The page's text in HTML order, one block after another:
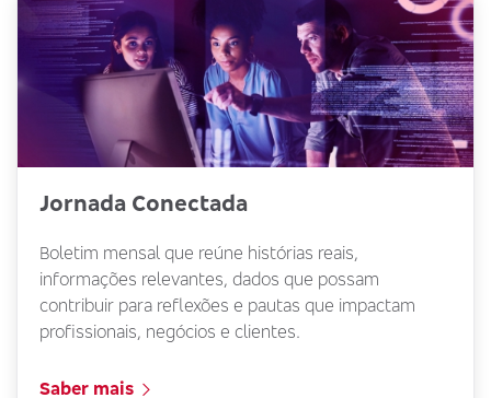
Jornada Conectada
Boletim mensal que reúne histórias reais,
informações relevantes, dados que possam
contribuir para reflexões e pautas que impactam
profissionais, negócios e clientes.
Saber mais